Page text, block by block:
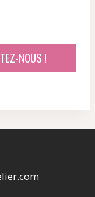
NOUS !